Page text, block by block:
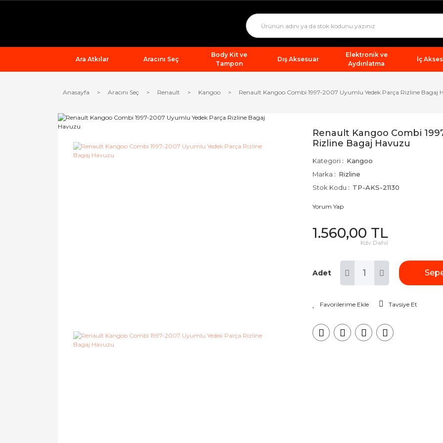
Ara Atkılar Aracını Seç
Body Kit ve
Tampon
Dış Aksesuar
Elektronik ve
Aydınlatma
İç
Anasayfa Aracını Seç Renault Kangoo Renault Kangoo Combi 1997-2007 Uyumlu Yedek Parça Rizline Bagaj
Renault Kangoo Combi
Rizline Bagaj Havuzu
Kategori
Kangoo
Marka
Rizline
Stok Kodu
TP-AKS-21130
Yorum Yap
1.560,00 TL
Kdv Dahil
Adet
Tavsiye Et